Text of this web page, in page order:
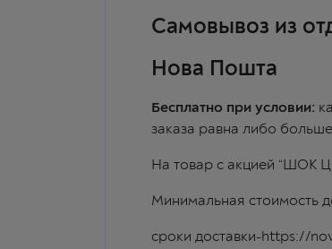
Самовывоз из
Нова Пошта
Бесплатно при условии:
заказа равна либо
На товар с акцией “ШОК
Минимальная стоимость
сроки доставки-https://